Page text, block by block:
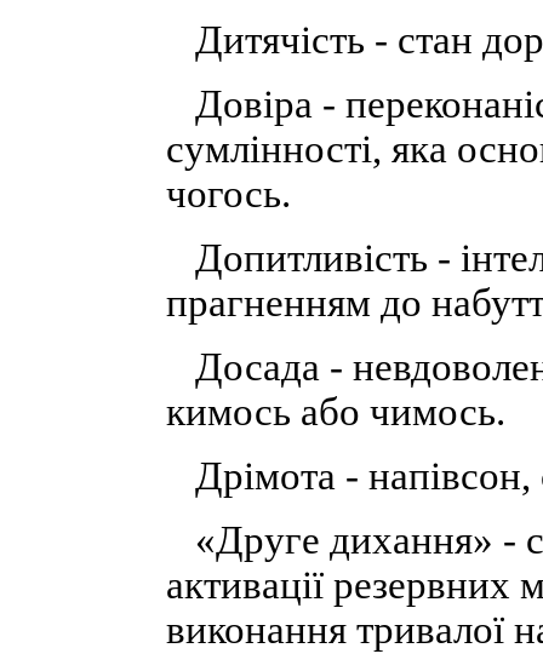
Дитячість - стан
Довіра -
сумлінності, яка
чогось.
Допитливість -
прагненням до
Досада -
кимось або чимось.
Дрімота - напівсон,
«Друге дихання» -
активації резервних
виконання тривалої